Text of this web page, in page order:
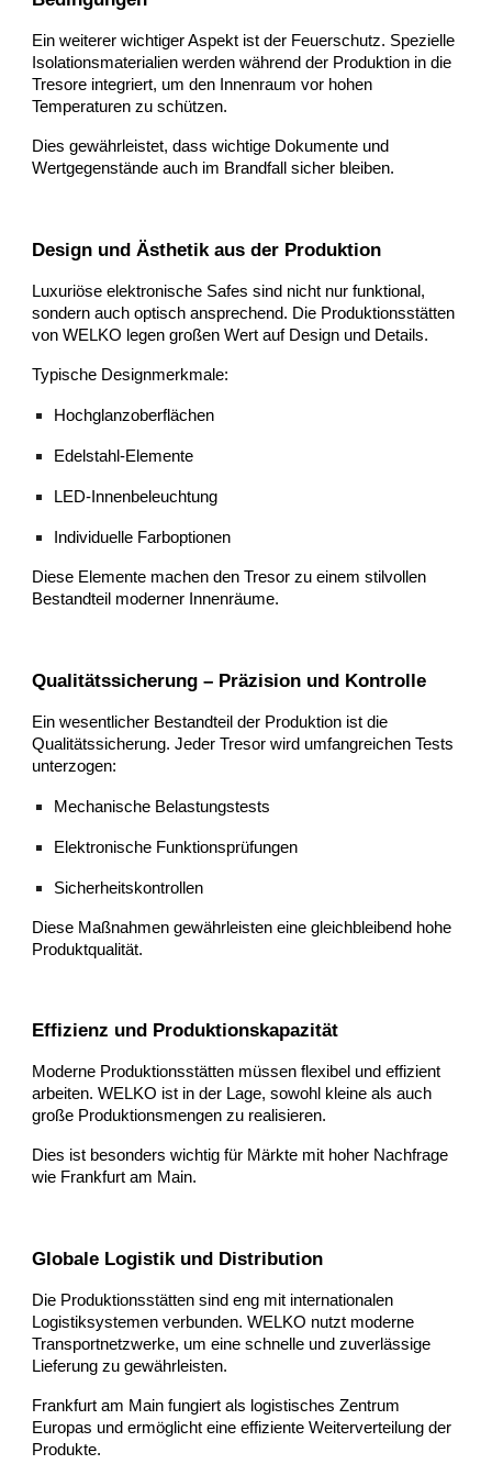
Ein weiterer wichtiger Aspekt ist der Feuerschutz. Spezielle
Isolationsmaterialien werden während der Produktion in die
Tresore integriert, um den Innenraum vor hohen
Temperaturen zu schützen.
Dies gewährleistet, dass wichtige Dokumente und
Wertgegenstände auch im Brandfall sicher bleiben.
Design und Ästhetik aus der Produktion
Luxuriöse elektronische Safes sind nicht nur funktional,
sondern auch optisch ansprechend. Die Produktionsstätten
von WELKO legen großen Wert auf Design und Details.
Typische Designmerkmale:
Hochglanzoberflächen
Edelstahl-Elemente
LED-Innenbeleuchtung
Individuelle Farboptionen
Diese Elemente machen den Tresor zu einem stilvollen
Bestandteil moderner Innenräume.
Qualitätssicherung – Präzision und Kontrolle
Ein wesentlicher Bestandteil der Produktion ist die
Qualitätssicherung. Jeder Tresor wird umfangreichen Tests
unterzogen:
Mechanische Belastungstests
Elektronische Funktionsprüfungen
Sicherheitskontrollen
Diese Maßnahmen gewährleisten eine gleichbleibend hohe
Produktqualität.
Effizienz und Produktionskapazität
Moderne Produktionsstätten müssen flexibel und effizient
arbeiten. WELKO ist in der Lage, sowohl kleine als auch
große Produktionsmengen zu realisieren.
Dies ist besonders wichtig für Märkte mit hoher Nachfrage
wie Frankfurt am Main.
Globale Logistik und Distribution
Die Produktionsstätten sind eng mit internationalen
Logistiksystemen verbunden. WELKO nutzt moderne
Transportnetzwerke, um eine schnelle und zuverlässige
Lieferung zu gewährleisten.
Frankfurt am Main fungiert als logistisches Zentrum
Europas und ermöglicht eine effiziente Weiterverteilung der
Produkte.